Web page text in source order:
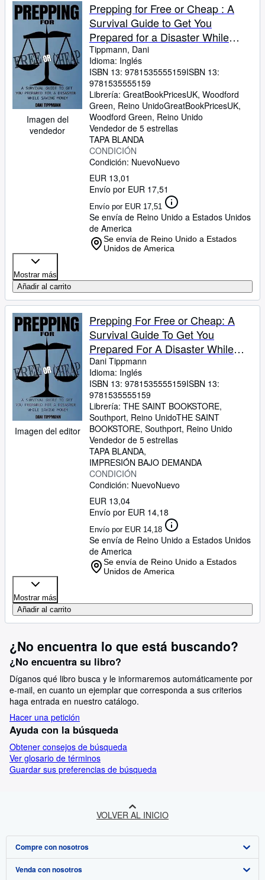
Imagen del
vendedor
Prepping for Free or Cheap : A
Survival Guide to Get You
Prepared for a Disaster While
Saving Money
Tippmann, Dani
Idioma: Inglés
ISBN 13: 9781535555159ISBN 13:
9781535555159
Librería: GreatBookPricesUK, Woodford
Green, Reino UnidoGreatBookPricesUK,
Woodford Green, Reino Unido
Vendedor de 5 estrellas
TAPA BLANDA
CONDICIÓN
Condición: NuevoNuevo
EUR 13,01
Envío por EUR 17,51
Envío por EUR 17,51
Se envía de Reino Unido a Estados Unidos
de America
Se envía de Reino Unido a Estados
Unidos de America
Mostrar más
Añadir al carrito
Imagen del editor
Prepping For Free or Cheap: A
Survival Guide To Get You
Prepared For A Disaster While
Saving Money
Dani Tippmann
Idioma: Inglés
ISBN 13: 9781535555159ISBN 13:
9781535555159
Librería: THE SAINT BOOKSTORE,
Southport, Reino UnidoTHE SAINT
BOOKSTORE, Southport, Reino Unido
Vendedor de 5 estrellas
TAPA BLANDA
IMPRESIÓN BAJO DEMANDA
CONDICIÓN
Condición: NuevoNuevo
EUR 13,04
Envío por EUR 14,18
Envío por EUR 14,18
Se envía de Reino Unido a Estados Unidos
de America
Se envía de Reino Unido a Estados
Unidos de America
Mostrar más
Añadir al carrito
¿No encuentra lo que está buscando?
¿No encuentra su libro?
Díganos qué libro busca y le informaremos automáticamente por
e-mail, en cuanto un ejemplar que corresponda a sus criterios
haga entrada en nuestro catálogo.
Hacer una petición
Ayuda con la búsqueda
Obtener consejos de búsqueda
Ver glosario de términos
Guardar sus preferencias de búsqueda
VOLVER AL INICIO
Compre con nosotros
Búsqueda avanzada
Venda con nosotros